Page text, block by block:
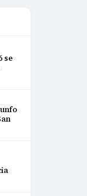
se